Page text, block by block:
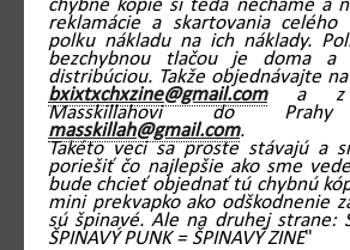
chybné kópie si teda necháme a
reklamácie a skartovania celého
polku nákladu na ich náklady.
bezchybnou tlačou je doma a
distribúciou. Takže objednávajte
bxixtxchxzine@gmail.coma z
Masskillahovi do
masskillah@gmail.com.
Takéto veci sa proste stávajú a
poriešiť čo najlepšie ako sme
bude chcieť objednať tú chybnú
mini prekvapko ako odškodnenie
sú špinavé. Ale na druhej strane:
ŠPINAVÝ PUNK = ŠPINAVÝ ZINE"